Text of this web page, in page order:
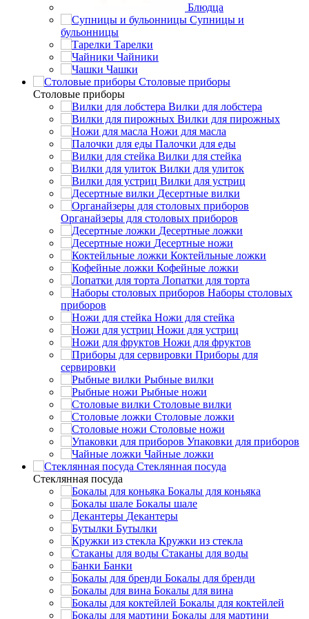
Блюдца
Супницы и
бульонницы
Тарелки
Чайники
Чашки
Cтоловые приборы
Cтоловые приборы
Вилки для лобстера
Вилки для пирожных
Ножи для масла
Палочки для еды
Вилки для стейка
Вилки для улиток
Вилки для устриц
Десертные вилки
Органайзеры для столовых приборов
Десертные ложки
Десертные ножи
Коктейльные ложки
Кофейные ложки
Лопатки для торта
Наборы столовых
приборов
Ножи для стейка
Ножи для устриц
Ножи для фруктов
Приборы для
сервировки
Рыбные вилки
Рыбные ножи
Столовые вилки
Столовые ложки
Столовые ножи
Упаковки для приборов
Чайные ложки
Стеклянная посуда
Стеклянная посуда
Бокалы для коньяка
Бокалы шале
Декантеры
Бутылки
Кружки из стекла
Стаканы для воды
Банки
Бокалы для бренди
Бокалы для вина
Бокалы для коктейлей
Бокалы для мартини